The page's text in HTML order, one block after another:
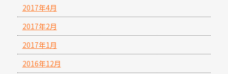
2017年4月
2017年2月
2017年1月
2016年12月